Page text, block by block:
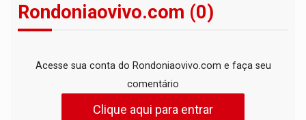
Rondoniaovivo.com (0)
Acesse sua conta do Rondoniaovivo.com e faça seu
comentário
Clique aqui para entrar